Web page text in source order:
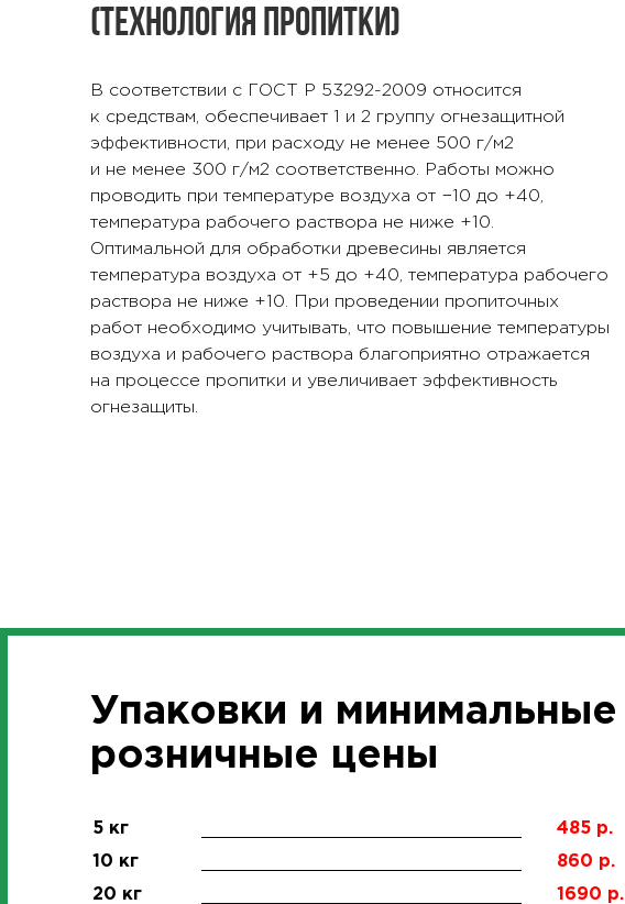
(технология пропитки)
В соответствии с ГОСТ Р 53292-2009 относится
к средствам, обеспечивает 1 и 2 группу огнезащитной
эффективности, при расходу не менее 500 г/м2
и не менее 300 г/м2 соответственно. Работы можно
проводить при температуре воздуха от −10 до +40,
температура рабочего раствора не ниже +10.
Оптимальной для обработки древесины является
температура воздуха от +5 до +40, температура рабочего
раствора не ниже +10. При проведении пропиточных
работ необходимо учитывать, что повышение температуры
воздуха и рабочего раствора благоприятно отражается
на процессе пропитки и увеличивает эффективность
огнезащиты.
Упаковки и минимальные
розничные цены
5 кг
485 р.
10 кг
860 р.
20 кг
1690 р.